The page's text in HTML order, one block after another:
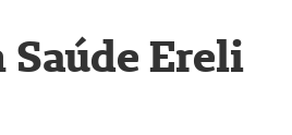
Saúde Ereli